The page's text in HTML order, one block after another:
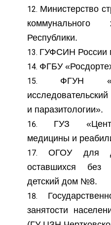
Министерство
коммунального
Республики.
ГУФСИН России
ФГБУ
ФГУН
и паразитологии».
ГУЗ
медицины и
ОГОУ для
оставшихся без
детский дом №8.
занятости